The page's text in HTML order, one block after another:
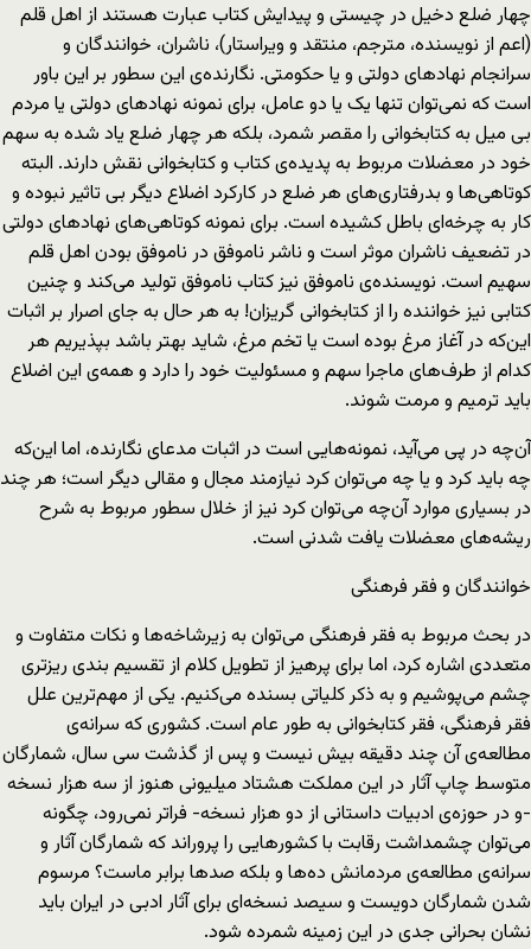
چهار ضلع دخیل در چیستی و پیدایش کتاب عبارت هستند از اهل قلم
(اعم از نویسنده، مترجم، منتقد و ویراستار)، ناشران، خوانندگان و
سرانجام نهادهای دولتی و یا حکومتی. نگارنده‌ی این سطور بر این باور
است که نمی‌توان تنها یک یا دو عامل، برای نمونه نهادهای دولتی یا مردم
بی میل به کتابخوانی را مقصر شمرد، بلکه هر چهار ضلع یاد شده به سهم
خود در معضلات مربوط به پدیده‌ی کتاب و کتابخوانی نقش دارند. البته
کوتاهی‌ها و بدرفتاری‌های هر ضلع در کارکرد اضلاع دیگر بی تاثیر نبوده و
کار به چرخه‌ای باطل کشیده است. برای نمونه کوتاهی‌های نهادهای دولتی
در تضعیف ناشران موثر است و ناشر ناموفق در ناموفق بودن اهل قلم
سهیم است. نویسنده‌ی ناموفق نیز کتاب ناموفق تولید می‌کند و چنین
کتابی نیز خواننده را از کتابخوانی گریزان! به هر حال به جای اصرار بر اثبات
این‌که در آغاز مرغ بوده است یا تخم مرغ، شاید بهتر باشد بپذیریم هر
کدام از طرف‌های ماجرا سهم و مسئولیت خود را دارد و همه‌ی این اضلاع
باید ترمیم و مرمت شوند.
آن‌چه در پی می‌آید، نمونه‌هایی است در اثبات مدعای نگارنده، اما این‌که
چه باید کرد و یا چه می‌توان کرد نیازمند مجال و مقالی دیگر است؛ هر چند
در بسیاری موارد آن‌چه می‌توان کرد نیز از خلال سطور مربوط به شرح
ریشه‌های معضلات یافت شدنی است.
خوانندگان و فقر فرهنگی
در بحث مربوط به فقر فرهنگی می‌توان به زیرشاخه‌ها و نکات متفاوت و
متعددی اشاره کرد، اما برای پرهیز از تطویل کلام از تقسیم بندی ریزتری
چشم می‌پوشیم و به ذکر کلیاتی بسنده می‌کنیم. یکی از مهم‌ترین علل
فقر فرهنگی، فقر کتابخوانی به طور عام است. کشوری که سرانه‌ی
مطالعه‌ی آن چند دقیقه بیش نیست و پس از گذشت سی سال، شمارگان
متوسط چاپ آثار در این مملکت هشتاد میلیونی هنوز از سه هزار نسخه
-و در حوزه‌ی ادبیات داستانی از دو هزار نسخه- فراتر نمی‌رود، چگونه
می‌توان چشمداشت رقابت با کشورهایی را پروراند که شمارگان آثار و
سرانه‌ی مطالعه‌ی مردمانش ده‌ها و بلکه صدها برابر ماست؟ مرسوم
شدن شمارگان دویست و سیصد نسخه‌ای برای آثار ادبی در ایران باید
نشان بحرانی جدی در این زمینه شمرده شود.